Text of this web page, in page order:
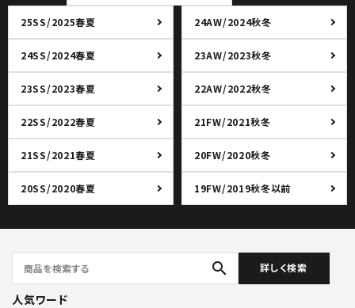
25SS/2025春夏 24AW/2024秋冬
24SS/2024春夏 23AW/2023秋冬
23SS/2023春夏 22AW/2022秋冬
22SS/2022春夏 21FW/2021秋冬
21SS/2021春夏 20FW/2020秋冬
20SS/2020春夏 19FW/2019秋冬以前
search 詳しく検索
人気ワード